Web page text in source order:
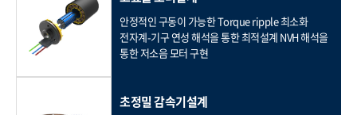
안정적인 구동이 가능한 Torque ripple 최소화
전자계-기구 연성 해석을 통한 최적설계 NVH 해석을
통한 저소음 모터 구현
초정밀 감속기설계